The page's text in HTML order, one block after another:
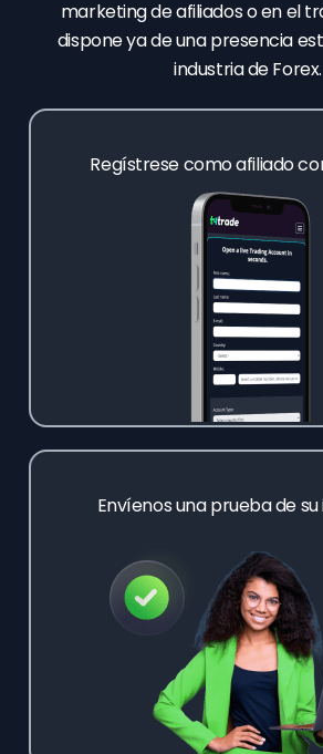
marketing de afiliados o en el
dispone ya de una presencia
industria de Forex.
Regístrese como afiliado
Envíenos una prueba de